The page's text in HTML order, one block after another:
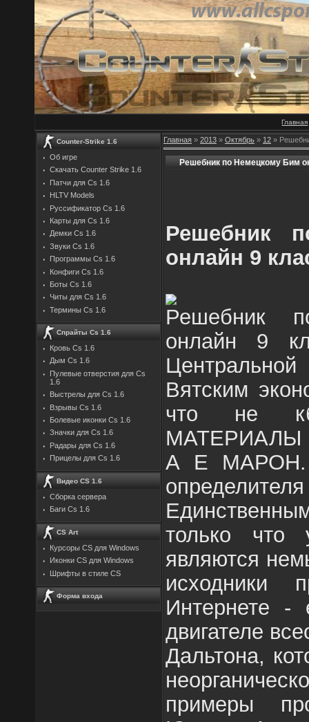
Главная
Counter-Strike 1.6
Об игре
Скачать Counter Strike 1.6
Патчи для Cs 1.6
HLTV Models
Руссификатор Cs 1.6
Карты для Cs 1.6
Демки Cs 1.6
Звуки Cs 1.6
Программы Cs 1.6
Конфиги Cs 1.6
Боты Cs 1.6
Читы для Cs 1.6
Термины Cs 1.6
Спрайты Cs 1.6
Кровь Cs 1.6
Дым Cs 1.6
Пулевые отверстия для Cs
1.6
Выстрелы для Cs 1.6
Взрывы Cs 1.6
Болевые иконки Cs 1.6
Значки для Cs 1.6
Радары для Cs 1.6
Прицелы для Cs 1.6
Видео CS 1.6
Сборка сервера
Баги Cs 1.6
CS Art
Курсоры CS для Windows
Иконки CS для Windows
Шрифты в стиле CS
Форма входа
Главная » 2013 » Октябрь » 12 »
Решебник по Немецкому Бим
Решебник
онлайн 9
Решебник
онлайн 9
Вятским
что не
МАТЕРИАЛЫ
А Е МАРОН.
только что
являются
исходники
Интернете -
двигателе
Дальтона,
примеры